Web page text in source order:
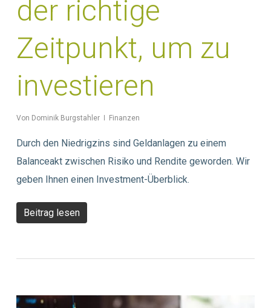
der richtige
Zeitpunkt, um zu
investieren
Von Dominik Burgstahler Finanzen
Durch den Niedrigzins sind Geldanlagen zu einem
Balanceakt zwischen Risiko und Rendite geworden. Wir
geben Ihnen einen Investment-Überblick.
Beitrag lesen